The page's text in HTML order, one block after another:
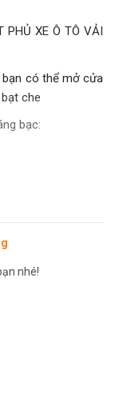
PHỦ XE Ô TÔ VẢI
bạn có thể mở cửa
che
bạc:
ngoài trời nắng.
làm TRẦY
vật liệu vải dù
nhé!